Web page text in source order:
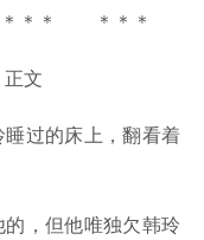
＊＊＊
过的床上，翻看着
，但他唯独欠韩玲